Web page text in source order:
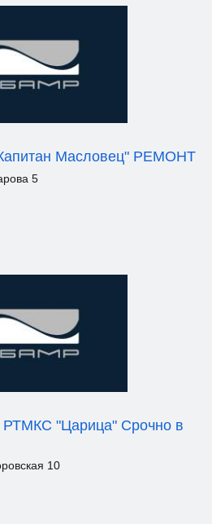
Масловец" РЕМОНТ
5
РТМКС "Царица" Срочно в
10